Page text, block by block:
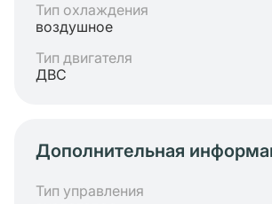
Тип охлаждения
воздушное
Тип двигателя
ДВС
Дополнительная
Тип управления